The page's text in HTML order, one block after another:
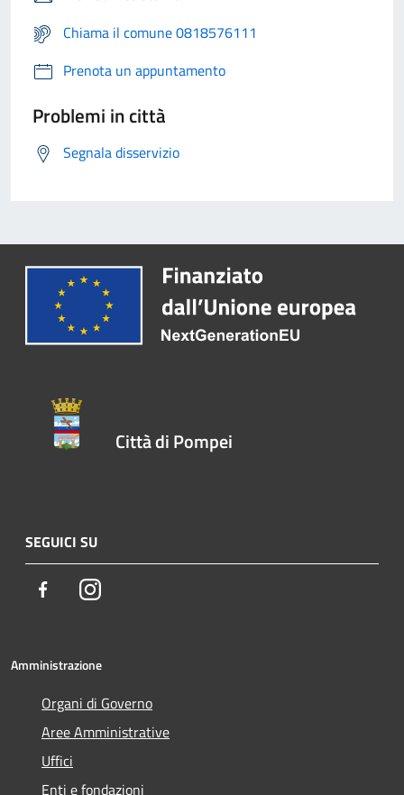
Chiama il comune 0818576111
Prenota un appuntamento
Problemi in città
Segnala disservizio
Città di Pompei
SEGUICI SU
FacebookInstagram
Amministrazione
Organi di Governo
Aree Amministrative
Uffici
Enti e fondazioni